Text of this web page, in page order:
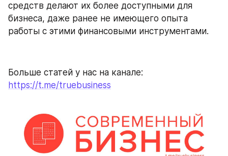
средств делают их более доступными для
бизнеса, даже ранее не имеющего опыта
работы с этими финансовыми инструментами.
https://t.me/truebusiness